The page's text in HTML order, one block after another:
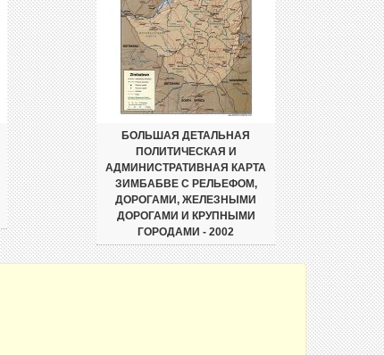
БОЛЬШАЯ ДЕТАЛЬНАЯ
ПОЛИТИЧЕСКАЯ И
АДМИНИСТРАТИВНАЯ КАРТА
ЗИМБАБВЕ С РЕЛЬЕФОМ,
ДОРОГАМИ, ЖЕЛЕЗНЫМИ
ДОРОГАМИ И КРУПНЫМИ
ГОРОДАМИ - 2002